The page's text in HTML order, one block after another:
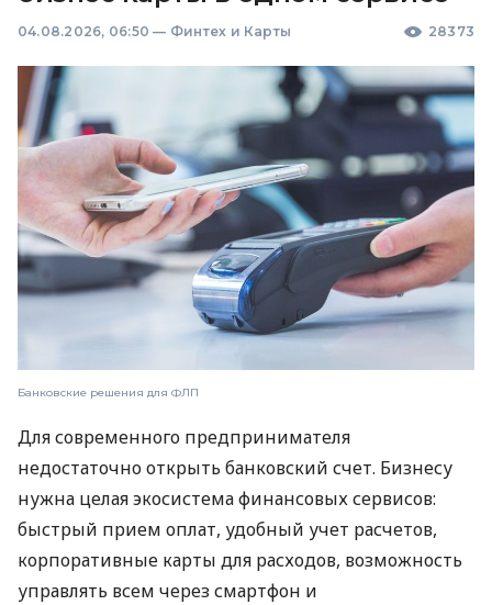
04.08.2026, 06:50 — Финтех и Карты 28373
Банковские решения для ФЛП
Для современного предпринимателя
недостаточно открыть банковский счет. Бизнесу
нужна целая экосистема финансовых сервисов:
быстрый прием оплат, удобный учет расчетов,
корпоративные карты для расходов, возможность
управлять всем через смартфон и